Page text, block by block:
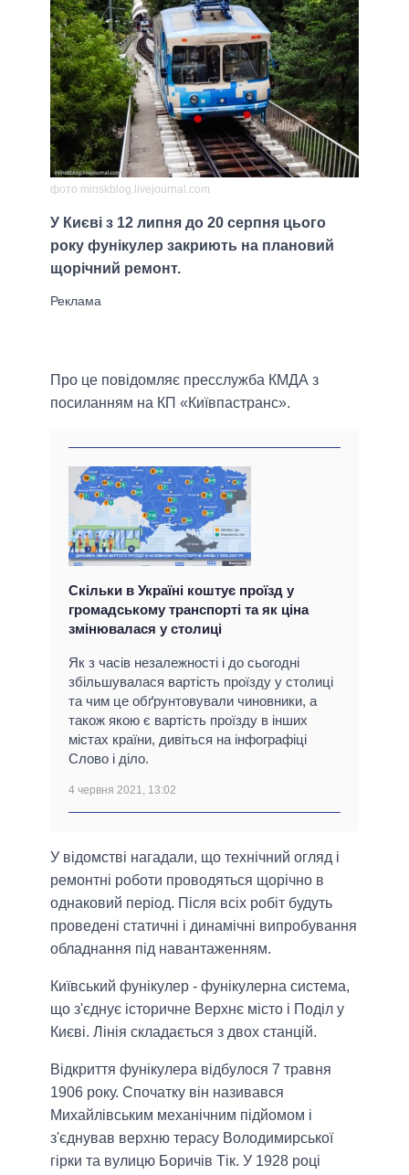
фото minskblog.livejournal.com
У Києві з 12 липня до 20 серпня цього
року фунікулер закриють на плановий
щорічний ремонт.
Про це повідомляє пресслужба КМДА з
посиланням на КП «Київпастранс».
Скільки в Україні коштує проїзд у
громадському транспорті та як ціна
змінювалася у столиці
Як з часів незалежності і до сьогодні
збільшувалася вартість проїзду у столиці
та чим це обґрунтовували чиновники, а
також якою є вартість проїзду в інших
містах країни, дивіться на інфографіці
Слово і діло.
4 червня 2021, 13:02
У відомстві нагадали, що технічний огляд і
ремонтні роботи проводяться щорічно в
однаковий період. Після всіх робіт будуть
проведені статичні і динамічні випробування
обладнання під навантаженням.
Київський фунікулер - фунікулерна система,
що з'єднує історичне Верхнє місто і Поділ у
Києві. Лінія складається з двох станцій.
Відкриття фунікулера відбулося 7 травня
1906 року. Спочатку він називався
Михайлівським механічним підйомом і
з'єднував верхню терасу Володимирської
гірки та вулицю Боричів Тік. У 1928 році